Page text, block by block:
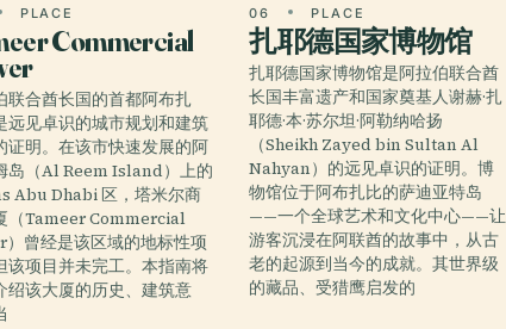
PLACE
Commercial
联合酋长国的首都阿布扎
远见卓识的城市规划和建筑
证明。在该市快速发展的阿
岛（Al Reem Island）上的
Abu Dhabi 区，塔米尔商
（Tameer Commercial
）曾经是该区域的地标性项
该项目并未完工。本指南将
绍该大厦的历史、建筑意
06 PLACE
扎耶德国家博物馆
扎耶德国家博物馆是阿拉伯联合酋
长国丰富遗产和国家奠基人谢赫·扎
耶德·本·苏尔坦·阿勒纳哈扬
（Sheikh Zayed bin Sultan Al
Nahyan）的远见卓识的证明。博
物馆位于阿布扎比的萨迪亚特岛
——一个全球艺术和文化中心——让
游客沉浸在阿联酋的故事中，从古
老的起源到当今的成就。其世界级
的藏品、受猎鹰启发的